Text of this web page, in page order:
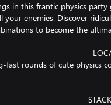
in this frantic physics party
enemies. Discover
fast rounds of cute physics